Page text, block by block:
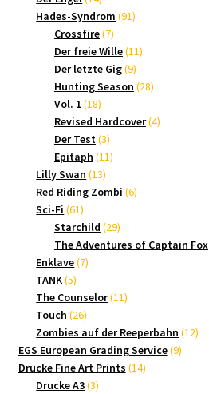
Produkte
Hades-Syndrom 9191
Crossfire 77
Produkte
Der freie Wille 1111
Der letzte Gig 99
Produkte
Hunting Season 2828
Vol. 1 1818
Produkte
Revised Hardcover 44
Der Test 33
Produkte
Epitaph 1111
Lilly Swan 1313
Produkte
Red Riding Zombi 66
Sci-Fi 6161
Produkte
Starchild 2929
Produkte
The Adventures of Captain Fox
Enklave 77
TANK 55
Produkte
The Counselor 1111
Touch 2626
Produkte
Zombies auf der Reeperbahn 1212
EGS European Grading Service 99
Drucke Fine Art Prints 1414
Drucke A3 33